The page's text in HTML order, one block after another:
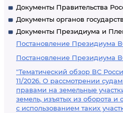
Документы Правительства
Документы органов
Документы Президиума и
Постановление Президиума
Постановление Президиума
"Тематический обзор ВС
11/2026. О рассмотрении
правами на земельные
земель, изъятых из оборота и
с использованием таких